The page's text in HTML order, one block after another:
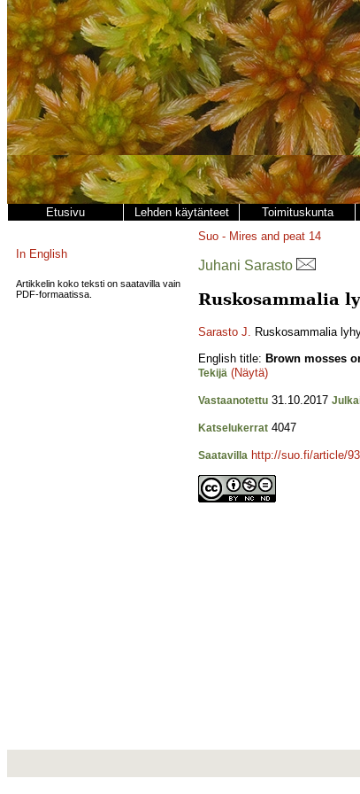
Etusivu Lehden käytänteet Toimituskunta
In English
Artikkelin koko teksti on saatavilla vain
PDF-formaatissa.
Suo - Mires and peat 14
Juhani Sarasto
Ruskosammalia
Sarasto J. Ruskosammalia
English title: Brown mosses
Tekijä (Näytä)
Vastaanotettu 31.10.2017
Katselukerrat 4047
Saatavilla http://suo.fi/article/